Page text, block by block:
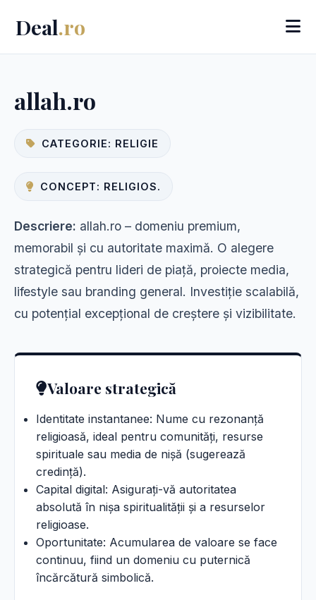
Deal.ro
allah.ro
CATEGORIE: RELIGIE
CONCEPT: RELIGIOS.
Descriere: allah.ro – domeniu premium,
memorabil și cu autoritate maximă. O alegere
strategică pentru lideri de piață, proiecte media,
lifestyle sau branding general. Investiție scalabilă,
cu potențial excepțional de creștere și vizibilitate.
Valoare strategică
Identitate instantanee: Nume cu rezonanță
religioasă, ideal pentru comunități, resurse
spirituale sau media de nișă (sugerează
credință).
Capital digital: Asigurați-vă autoritatea
absolută în nișa spiritualității și a resurselor
religioase.
Oportunitate: Acumularea de valoare se face
continuu, fiind un domeniu cu puternică
încărcătură simbolică.